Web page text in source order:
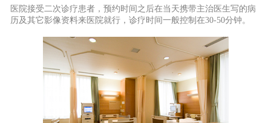
医院接受二次诊疗患者，预约时间之后在当天携带主治医生写的病
历及其它影像资料来医院就行，诊疗时间一般控制在30-50分钟。